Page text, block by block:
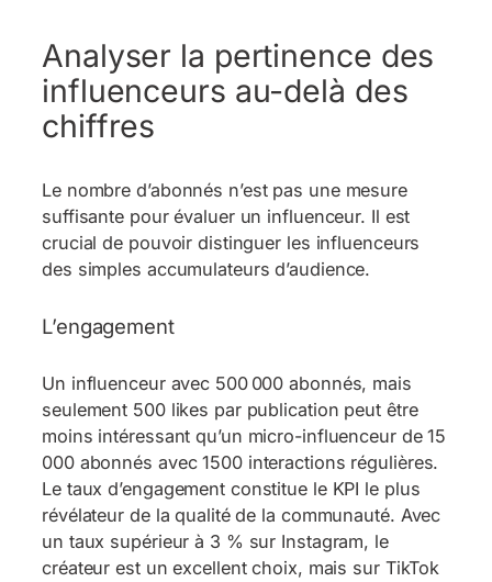
Analyser la pertinence des
influenceurs au-delà des
chiffres
Le nombre d’abonnés n’est pas une mesure
suffisante pour évaluer un influenceur. Il est
crucial de pouvoir distinguer les influenceurs
des simples accumulateurs d’audience.
L’engagement
Un influenceur avec 500 000 abonnés, mais
seulement 500 likes par publication peut être
moins intéressant qu’un micro-influenceur de 15
000 abonnés avec 1500 interactions régulières.
Le taux d’engagement constitue le KPI le plus
révélateur de la qualité de la communauté. Avec
un taux supérieur à 3 % sur Instagram, le
créateur est un excellent choix, mais sur TikTok